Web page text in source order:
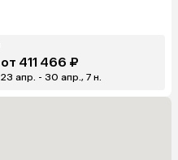
от 411 466 ₽
23 апр. - 30 апр., 7 н.